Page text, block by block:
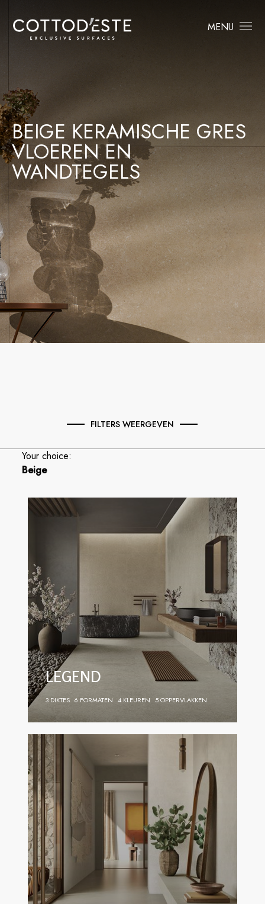
MENU
BEIGE KERAMISCHE GRES
VLOEREN EN
WANDTEGELS
FILTERS WEERGEVEN
Your choice:
Beige
LEGEND
3 DIKTES 6 FORMATEN 4 KLEUREN 5 OPPERVLAKKEN